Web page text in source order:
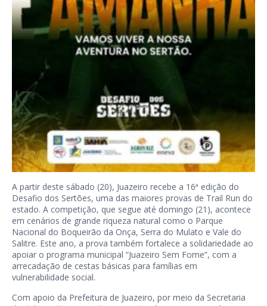
A partir deste sábado (20), Juazeiro recebe a 16ª edição do
Desafio dos Sertões, uma das maiores provas de Trail Run do
estado. A competição, que segue até domingo (21), acontece
em cenários de grande riqueza natural como o Parque
Nacional do Boqueirão da Onça, Serra do Mulato e Vale do
Salitre. Este ano, a prova também fortalece a solidariedade ao
apoiar o programa municipal “Juazeiro Sem Fome”, com a
arrecadação de cestas básicas para famílias em
vulnerabilidade social.
Com apoio da Prefeitura de Juazeiro, por meio da Secretaria